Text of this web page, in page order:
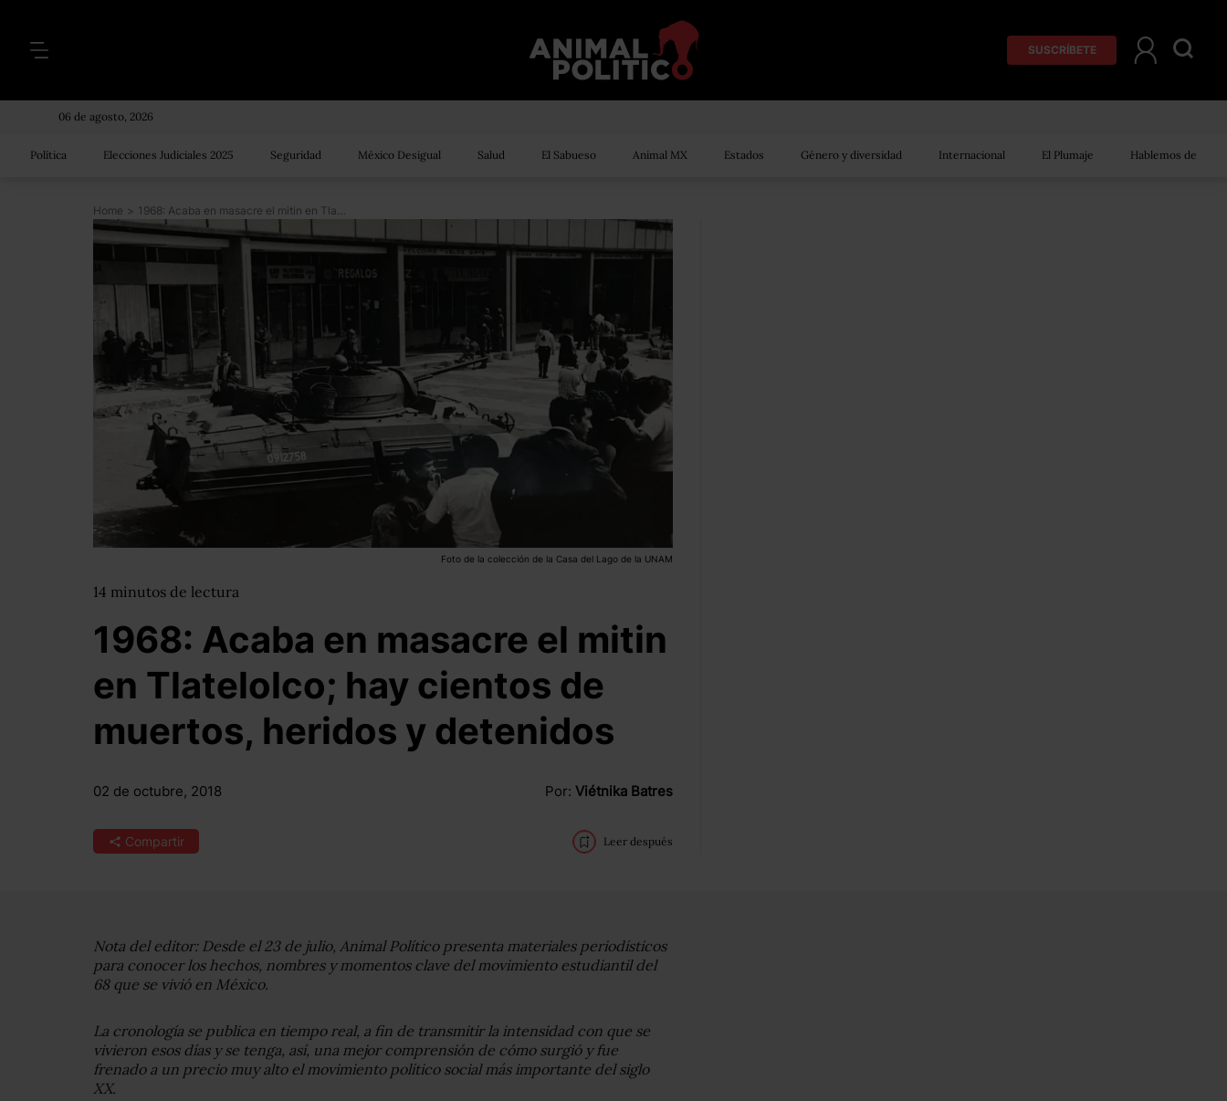
SUSCRÍBETE
06 de agosto, 2026
Política Elecciones Judiciales 2025 Seguridad México Desigual Salud El Sabueso Animal MX Estados Género y diversidad Internacional El Plumaje Hablemos de
Home > 1968: Acaba en masacre el mitin en Tlatelolco; hay cientos de muertos, heridos y detenidos
Foto de la colección de la Casa del Lago de la UNAM
14 minutos de lectura
1968: Acaba en masacre el mitin
en Tlatelolco; hay cientos de
muertos, heridos y detenidos
02 de octubre, 2018 Por: Viétnika Batres
Compartir Leer después
Nota del editor: Desde el 23 de julio, Animal Político presenta materiales periodísticos
para conocer los hechos, nombres y momentos clave del movimiento estudiantil del
68 que se vivió en México.
La cronología se publica en tiempo real, a fin de transmitir la intensidad con que se
vivieron esos días y se tenga, así, una mejor comprensión de cómo surgió y fue
frenado a un precio muy alto el movimiento político social más importante del siglo
XX.